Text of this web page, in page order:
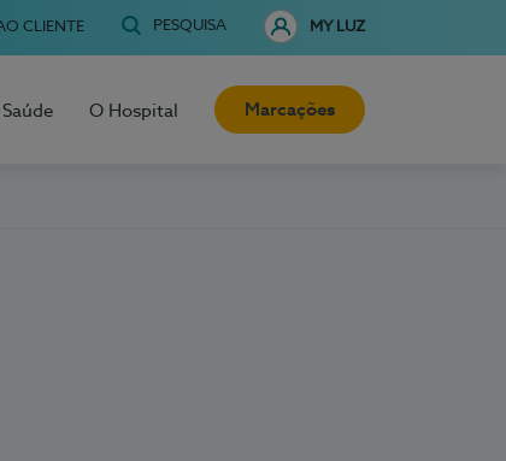
CLIENTE PESQUISA MY LUZ
O Hospital Marcações